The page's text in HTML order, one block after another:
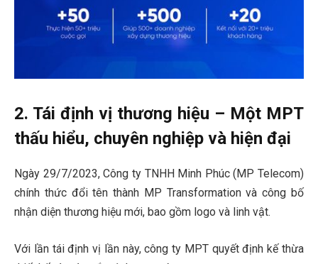
2. Tái định vị thương hiệu – Một MPT
thấu hiểu, chuyên nghiệp và hiện đại
Ngày 29/7/2023, Công ty TNHH Minh Phúc (MP Telecom)
chính thức đổi tên thành MP Transformation và công bố
nhận diện thương hiệu mới, bao gồm logo và linh vật.
Với lần tái định vị lần này, công ty MPT quyết định kế thừa